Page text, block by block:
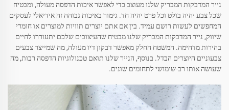
נייר המדבקות המבריק שלנו מעוצב כדי לאפשר איכות הדפסה מעולה, ומבטיח
שכל צבע יהיה בולט וכל פרט יהיה חד. גימור באיכות גבוהה זה אידיאלי לעסקים
המחפשים לעשות רושם עמיד. בין אם אתם יוצרים תוויות למוצרים או חומרי
שיווק, נייר המדבקות המבריק שלנו מבטיח שהעיצובים שלכם יתעוררו לחיים
בהירות מדהימה. המשטח החלק מאפשר דבקון דיו מעולה, מה שמייצר צבעים
צבעוניים היוצרים הבדל. בנוסף, הנייר שלנו תואם טכנולוגיות הדפסה רבות, מה
שעושה אותו רב-שימושי לתחומים שונים.